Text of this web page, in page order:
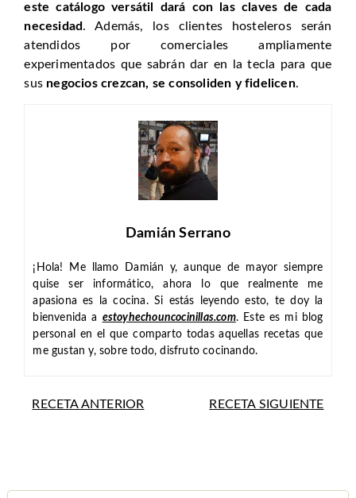
este catálogo versátil dará con las claves de cada
necesidad. Además, los clientes hosteleros serán
atendidos por comerciales ampliamente
experimentados que sabrán dar en la tecla para que
sus negocios crezcan, se consoliden y fidelicen.
Damián Serrano
¡Hola! Me llamo Damián y, aunque de mayor siempre
quise ser informático, ahora lo que realmente me
apasiona es la cocina. Si estás leyendo esto, te doy la
bienvenida a estoyhechouncocinillas.com. Este es mi blog
personal en el que comparto todas aquellas recetas que
me gustan y, sobre todo, disfruto cocinando.
RECETA ANTERIOR RECETA SIGUIENTE